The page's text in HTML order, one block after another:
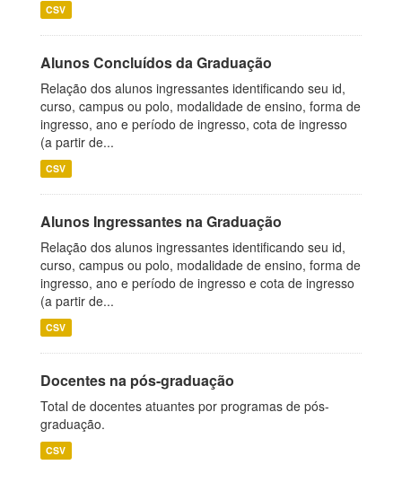
CSV
Alunos Concluídos da Graduação
Relação dos alunos ingressantes identificando seu id,
curso, campus ou polo, modalidade de ensino, forma de
ingresso, ano e período de ingresso, cota de ingresso
(a partir de...
CSV
Alunos Ingressantes na Graduação
Relação dos alunos ingressantes identificando seu id,
curso, campus ou polo, modalidade de ensino, forma de
ingresso, ano e período de ingresso e cota de ingresso
(a partir de...
CSV
Docentes na pós-graduação
Total de docentes atuantes por programas de pós-
graduação.
CSV